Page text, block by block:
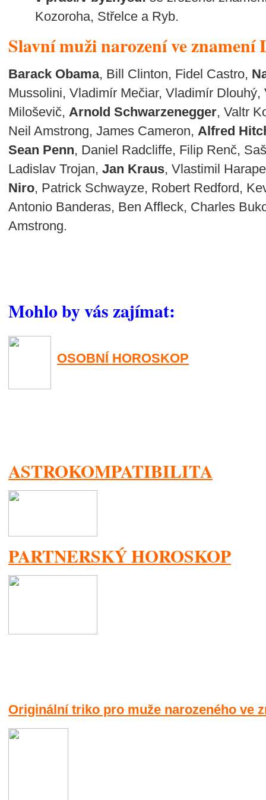
Kozoroha, Střelce a Ryb.
Slavní muži narození ve znamení
Barack Obama, Bill Clinton, Fidel Castro,
Mussolini, Vladimír Mečiar, Vladimír
Miloševič, Arnold Schwarzenegger, Valtr
Neil Amstrong, James Cameron, Alfred
Sean Penn, Daniel Radcliffe, Filip Renč,
Ladislav Trojan, Jan Kraus, Vlastimil
Niro, Patrick Schwayze, Robert Redford,
Antonio Banderas, Ben Affleck, Charles
Amstrong.
Mohlo by vás zajímat:
OSOBNÍ HOROSKOP
ASTROKOMPATIBILITA
PARTNERSKÝ HOROSKOP
Originální triko pro muže narozeného ve